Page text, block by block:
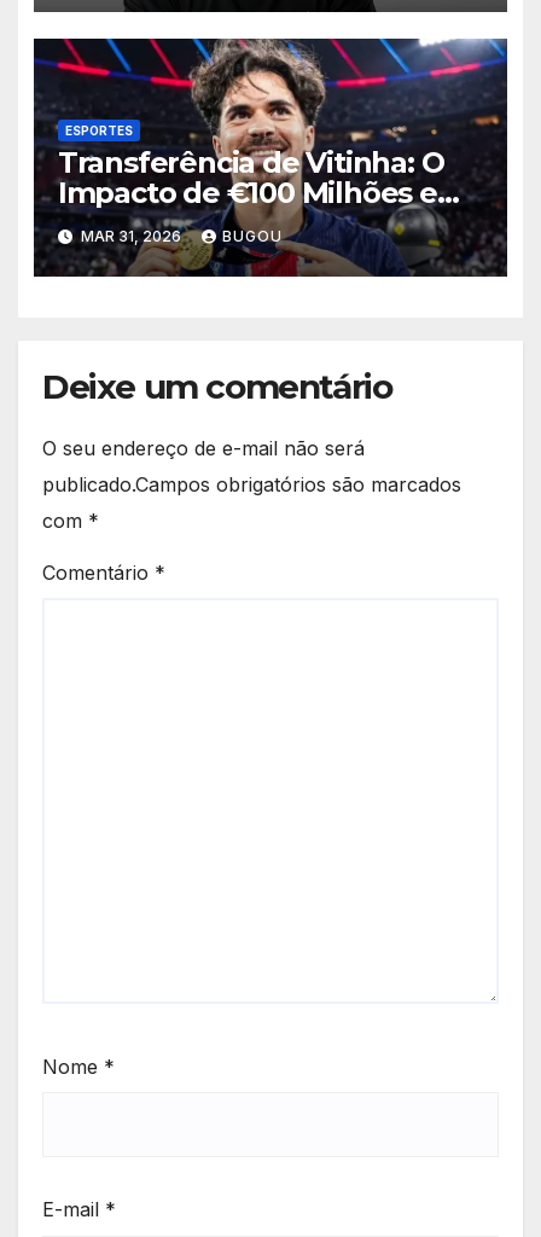
ESPORTES
Transferência de Vitinha: O
Impacto de €100 Milhões em
2026
MAR 31, 2026 BUGOU
Deixe um comentário
O seu endereço de e-mail não será
publicado.Campos obrigatórios são marcados
com *
Comentário *
Nome *
E-mail *